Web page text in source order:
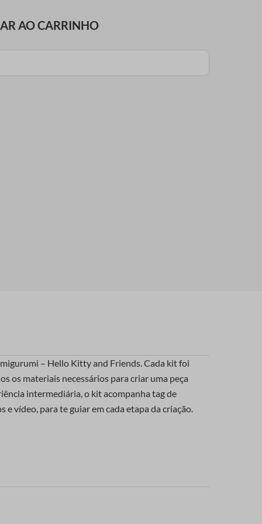
AO CARRINHO
– Hello Kitty and Friends. Cada kit foi
os materiais necessários para criar uma peça
intermediária, o kit acompanha tag de
vídeo, para te guiar em cada etapa da criação.